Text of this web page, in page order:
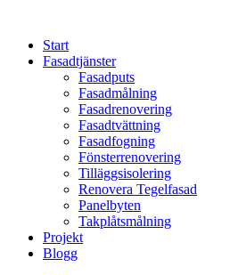
contentStart
Fasadtjänster
Fasadputs
Fasadmålning
Fasadrenovering
Fasadtvättning
Fasadfogning
Fönsterrenovering
Tilläggsisolering
Renovera Tegelfasad
Panelbyten
Takplåtsmålning
Projekt
Blogg